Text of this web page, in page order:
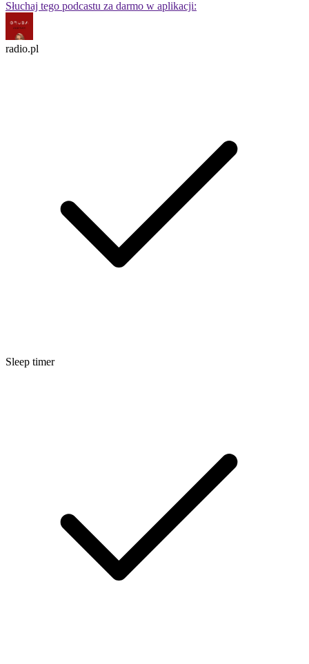
Słuchaj tego podcastu za darmo w aplikacji:
radio.pl
Sleep timer